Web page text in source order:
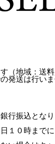
（地域：送料
発送は行いま
行振込となり
１０時まで